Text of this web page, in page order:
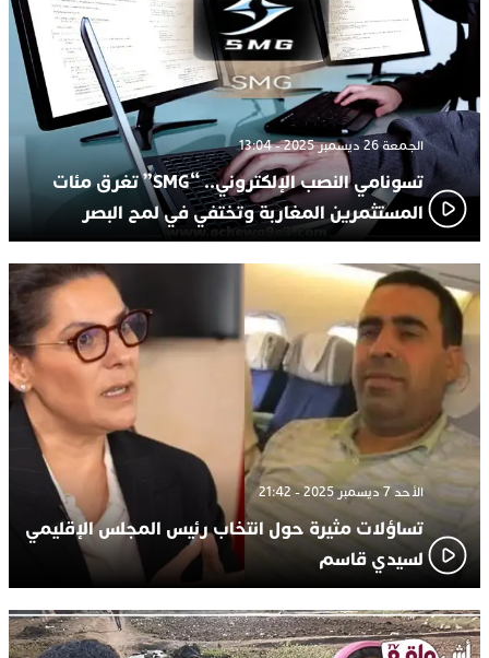
الجمعة 26 ديسمبر 2025 - 13:04
تسونامي النصب الإلكتروني.. “SMG” تغرق مئات
المستثمرين المغاربة وتختفي في لمح البصر
الأحد 7 ديسمبر 2025 - 21:42
تساؤلات مثيرة حول انتخاب رئيس المجلس الإقليمي
لسيدي قاسم